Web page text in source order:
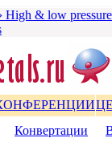
High & low
Конвеpтации